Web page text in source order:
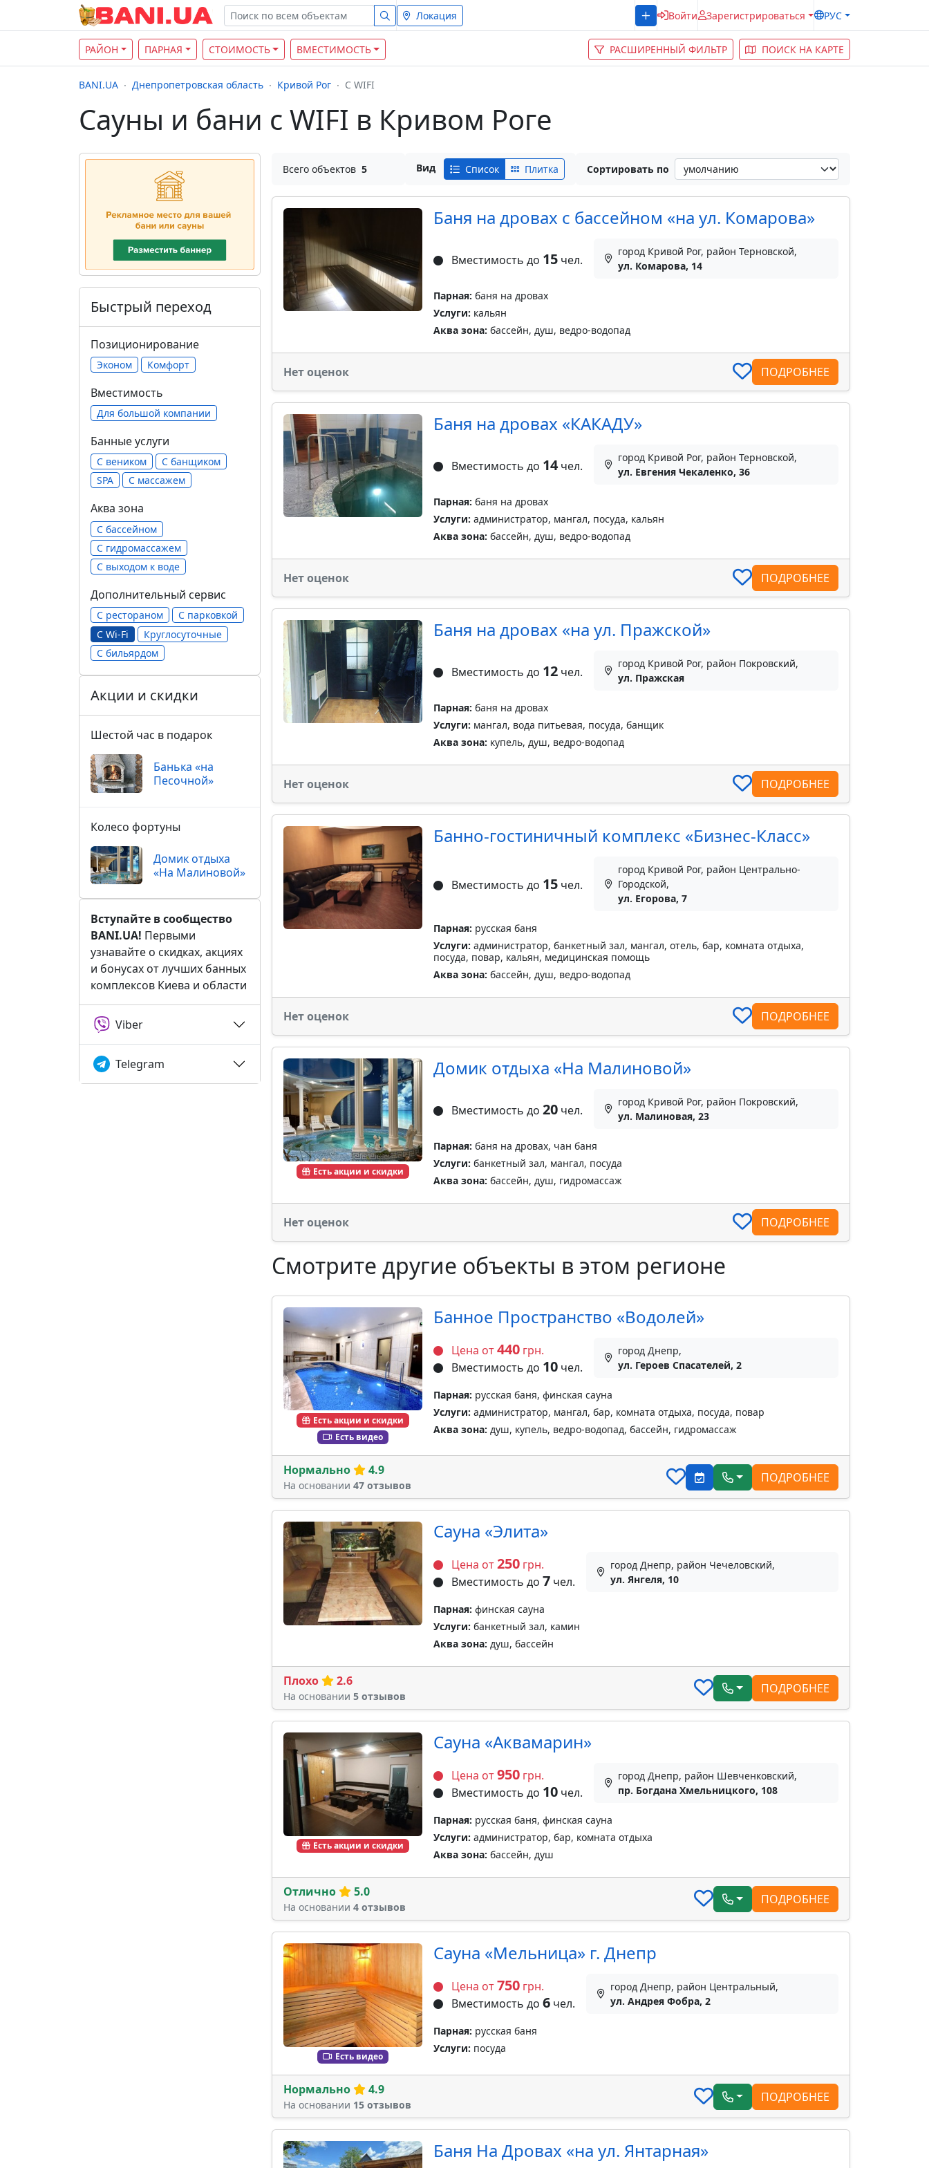
Локация Войти Зарегистрироваться РУС
РАЙОН ПАРНАЯ СТОИМОСТЬ ВМЕСТИМОСТЬ РАСШИРЕННЫЙ ФИЛЬТР ПОИСК НА КАРТЕ
BANI.UA Днепропетровская область Кривой Рог С WIFI
Сауны и бани с WIFI в Кривом Роге
Всего объектов 5 Вид Список Плитка Сортировать по
Баня на дровах с бассейном «на ул. Комарова»
Вместимость до 15чел.
город Кривой Рог, район Терновской,
ул. Комарова, 14
Парная: баня на дровах
Услуги: кальян
Аква зона: бассейн, душ, ведро-водопад
Нет оценок ПОДРОБНЕЕ
Баня на дровах «КАКАДУ»
Вместимость до 14чел.
город Кривой Рог, район Терновской,
ул. Евгения Чекаленко, 36
Парная: баня на дровах
Услуги: администратор, мангал, посуда, кальян
Аква зона: бассейн, душ, ведро-водопад
Нет оценок ПОДРОБНЕЕ
Баня на дровах «на ул. Пражской»
Вместимость до 12чел.
город Кривой Рог, район Покровский,
ул. Пражская
Парная: баня на дровах
Услуги: мангал, вода питьевая, посуда, банщик
Аква зона: купель, душ, ведро-водопад
Нет оценок ПОДРОБНЕЕ
Банно-гостиничный комплекс «Бизнес-Класс»
Вместимость до 15чел.
город Кривой Рог, район Центрально-
Городской,
ул. Егорова, 7
Парная: русская баня
Услуги: администратор, банкетный зал, мангал, отель, бар, комната отдыха,
посуда, повар, кальян, медицинская помощь
Аква зона: бассейн, душ, ведро-водопад
Нет оценок ПОДРОБНЕЕ
Есть акции и скидки
Домик отдыха «На Малиновой»
Вместимость до 20чел.
город Кривой Рог, район Покровский,
ул. Малиновая, 23
Парная: баня на дровах, чан баня
Услуги: банкетный зал, мангал, посуда
Аква зона: бассейн, душ, гидромассаж
Нет оценок ПОДРОБНЕЕ
Смотрите другие объекты в этом регионе
Есть акции и скидки
Есть видео
Банное Пространство «Водолей»
Цена от440грн.
Вместимость до 10чел.
город Днепр,
ул. Героев Спасателей, 2
Парная: русская баня, финская сауна
Услуги: администратор, мангал, бар, комната отдыха, посуда, повар
Аква зона: душ, купель, ведро-водопад, бассейн, гидромассаж
Нормально 4.9
На основании 47 отзывов
ПОДРОБНЕЕ
Сауна «Элита»
Цена от250грн.
Вместимость до 7чел.
город Днепр, район Чечеловский,
ул. Янгеля, 10
Парная: финская сауна
Услуги: банкетный зал, камин
Аква зона: душ, бассейн
Плохо 2.6
На основании 5 отзывов
ПОДРОБНЕЕ
Есть акции и скидки
Сауна «Аквамарин»
Цена от950грн.
Вместимость до 10чел.
город Днепр, район Шевченковский,
пр. Богдана Хмельницкого, 108
Парная: русская баня, финская сауна
Услуги: администратор, бар, комната отдыха
Аква зона: бассейн, душ
Отлично 5.0
На основании 4 отзывов
ПОДРОБНЕЕ
Есть видео
Сауна «Мельница» г. Днепр
Цена от750грн.
Вместимость до 6чел.
город Днепр, район Центральный,
ул. Андрея Фобра, 2
Парная: русская баня
Услуги: посуда
Нормально 4.9
На основании 15 отзывов
ПОДРОБНЕЕ
Баня На Дровах «на ул. Янтарная»
Быстрый переход
Позиционирование
Эконом Комфорт
Вместимость
Для большой компании
Банные услуги
С веником
С банщиком
SPA
С массажем
Аква зона
С бассейном
С гидромассажем
С выходом к воде
Дополнительный сервис
С рестораном
С парковкой
С Wi-Fi
Круглосуточные
С бильярдом
Акции и скидки
Шестой час в подарок
Банька «на
Песочной»
Колесо фортуны
Домик отдыха
«На Малиновой»
Вступайте в сообщество
BANI.UA! Первыми
узнавайте о скидках, акциях
и бонусах от лучших банных
комплексов Киева и области
Viber
Telegram